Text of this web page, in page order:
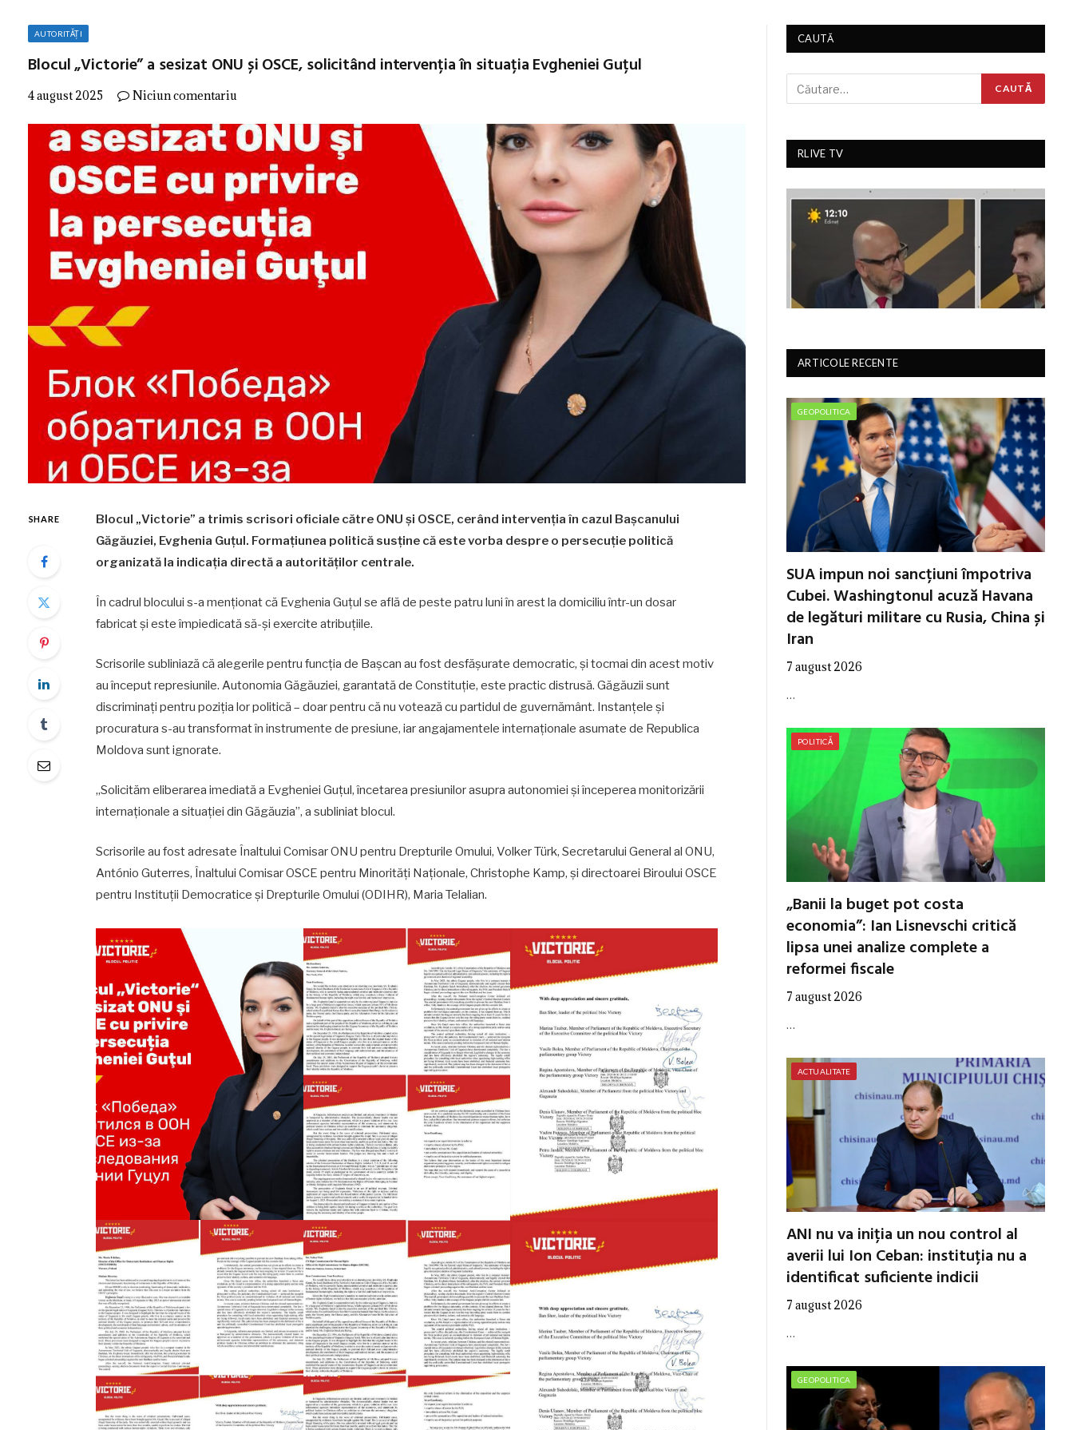
AUTORITĂȚI
Blocul „Victorie” a sesizat ONU și OSCE, solicitând intervenția în situația Evgheniei Guțul
4 august 2025 Niciun comentariu
SHARE
Blocul „Victorie” a trimis scrisori oficiale către ONU și OSCE, cerând intervenția în cazul Bașcanului
Găgăuziei, Evghenia Guțul. Formațiunea politică susține că este vorba despre o persecuție politică
organizată la indicația directă a autorităților centrale.
În cadrul blocului s-a menționat că Evghenia Guțul se află de peste patru luni în arest la domiciliu într-un dosar
fabricat și este împiedicată să-și exercite atribuțiile.
Scrisorile subliniază că alegerile pentru funcția de Bașcan au fost desfășurate democratic, și tocmai din acest motiv
au început represiunile. Autonomia Găgăuziei, garantată de Constituție, este practic distrusă. Găgăuzii sunt
discriminați pentru poziția lor politică – doar pentru că nu votează cu partidul de guvernământ. Instanțele și
procuratura s-au transformat în instrumente de presiune, iar angajamentele internaționale asumate de Republica
Moldova sunt ignorate.
„Solicităm eliberarea imediată a Evgheniei Guțul, încetarea presiunilor asupra autonomiei și începerea monitorizării
internaționale a situației din Găgăuzia”, a subliniat blocul.
Scrisorile au fost adresate Înaltului Comisar ONU pentru Drepturile Omului, Volker Türk, Secretarului General al ONU,
António Guterres, Înaltului Comisar OSCE pentru Minorități Naționale, Christophe Kamp, și directoarei Biroului OSCE
pentru Instituții Democratice și Drepturile Omului (ODIHR), Maria Telalian.
CAUTĂ
RLIVE TV
ARTICOLE RECENTE
GEOPOLITICA
SUA impun noi sancțiuni împotriva
Cubei. Washingtonul acuză Havana
de legături militare cu Rusia, China și
Iran
7 august 2026
…
POLITICĂ
„Banii la buget pot costa
economia”: Ian Lisnevschi critică
lipsa unei analize complete a
reformei fiscale
7 august 2026
…
ACTUALITATE
ANI nu va iniția un nou control al
averii lui Ion Ceban: instituția nu a
identificat suficiente indicii
7 august 2026
…
GEOPOLITICA